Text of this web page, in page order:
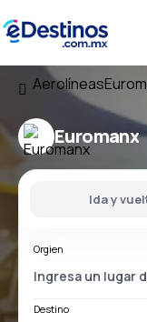
Aerolíneas
Euromanx
Ida y
Orgien
Destino